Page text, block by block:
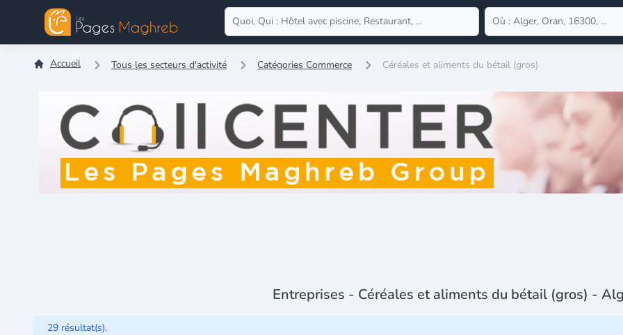
Accueil Tous les secteurs d'activité Catégories Commerce Céréales et aliments du bétail (gros)
Entreprises - Céréales et aliments du bétail (gros) -
29 résultat(s).